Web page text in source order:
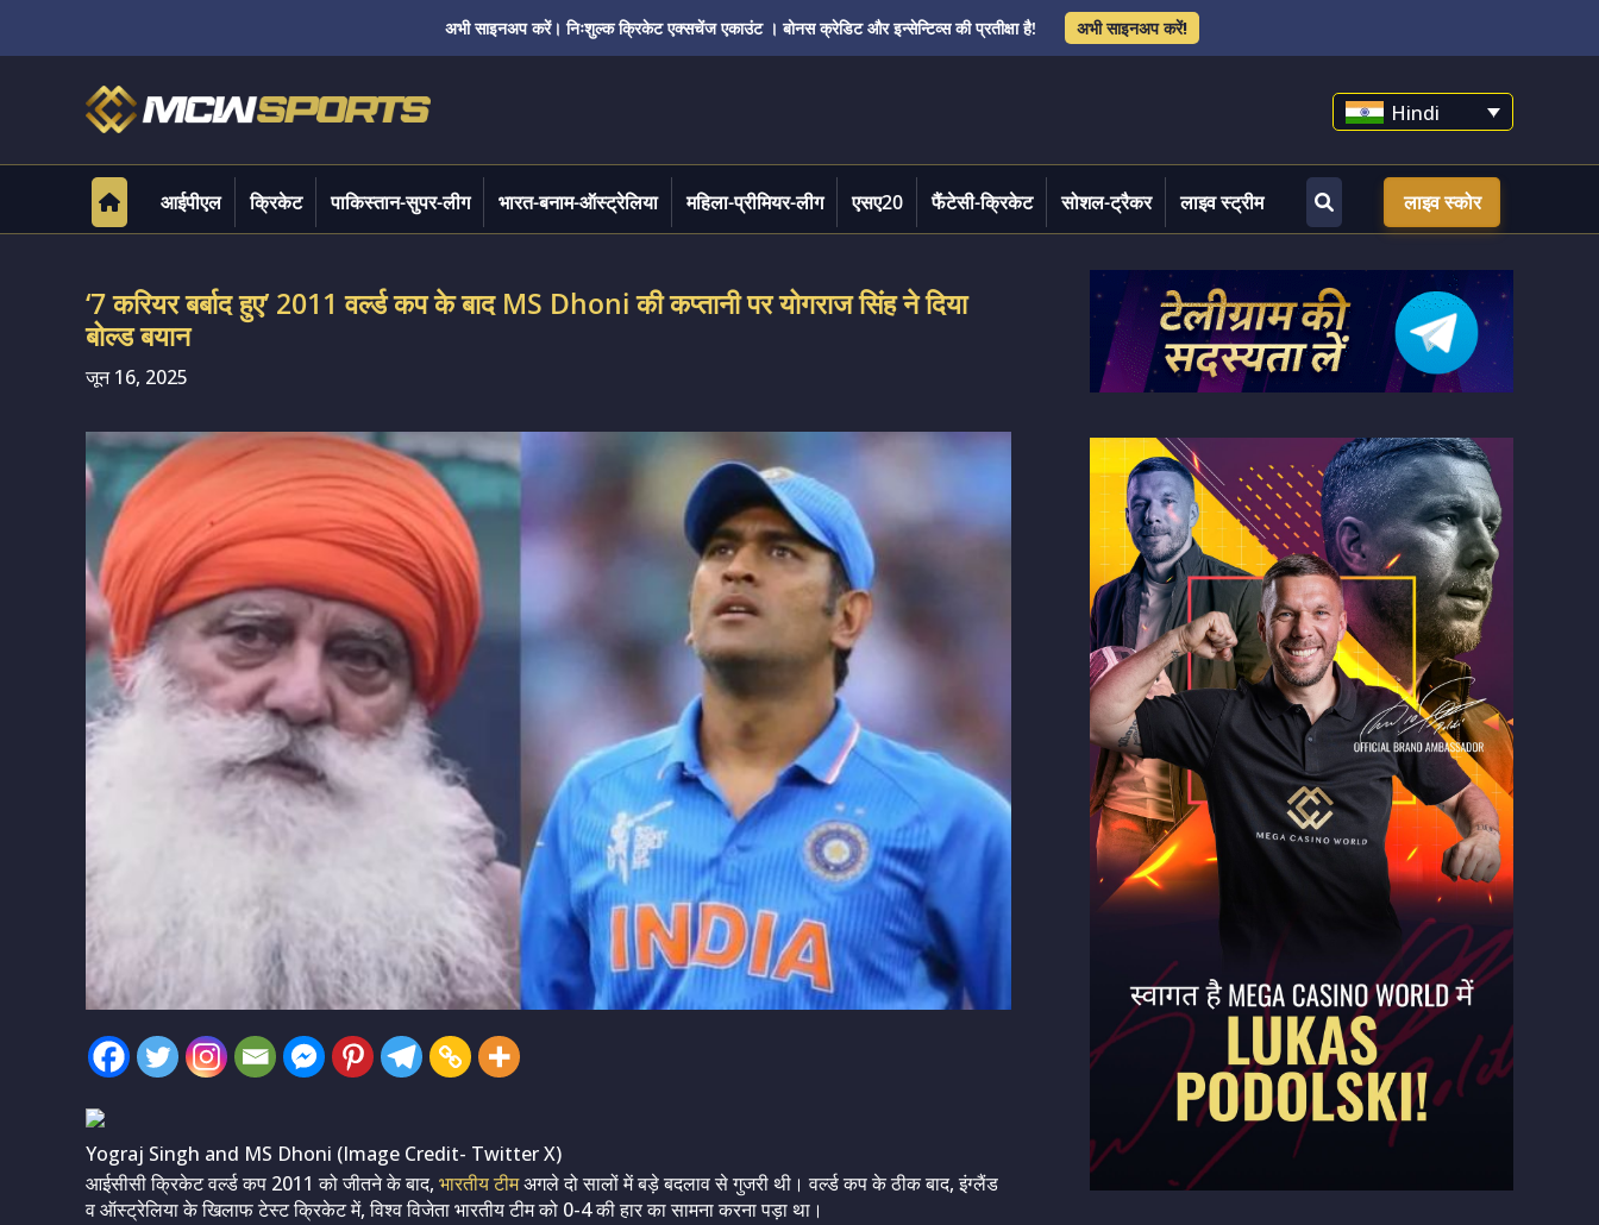
अभी साइनअप करें। निःशुल्क क्रिकेट एक्सचेंज एकाउंट । बोनस क्रेडिट और इन्सेन्टिव्स की प्रतीक्षा है! अभी साइनअप करें!
Hindi
आईपीएल क्रिकेट पाकिस्तान-सुपर-लीग भारत-बनाम-ऑस्ट्रेलिया महिला-प्रीमियर-लीग एसए20 फैंटेसी-क्रिकेट सोशल-ट्रैकर लाइव स्ट्रीम लाइव स्कोर
‘7 करियर बर्बाद हुए’ 2011 वर्ल्ड कप के बाद MS Dhoni की कप्तानी पर योगराज सिंह ने दिया
बोल्ड बयान
जून 16, 2025
Yograj Singh and MS Dhoni (Image Credit- Twitter X)
आईसीसी क्रिकेट वर्ल्ड कप 2011 को जीतने के बाद, भारतीय टीमअगले दो सालों में बड़े बदलाव से गुजरी थी। वर्ल्ड कप के ठीक बाद, इंग्लैंड
व ऑस्ट्रेलिया के खिलाफ टेस्ट क्रिकेट में, विश्व विजेता भारतीय टीम को 0-4 की हार का सामना करना पड़ा था।